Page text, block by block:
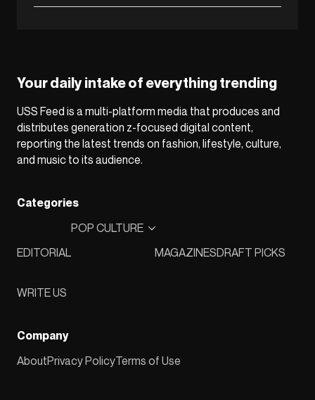
Your daily intake of everything trending
USS Feed is a multi-platform media that produces and
distributes generation z-focused digital content,
reporting the latest trends on fashion, lifestyle, culture,
and music to its audience.
Categories
EDITORIAL
POP CULTURE
MAGAZINESDRAFT PICKS
WRITE US
Company
AboutPrivacy PolicyTerms of Use